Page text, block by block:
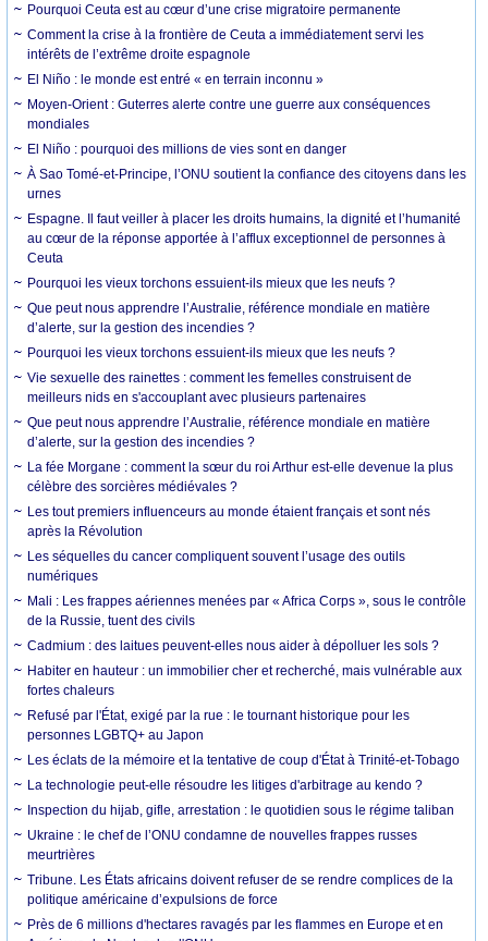
Pourquoi Ceuta est au cœur d’une crise migratoire permanente
Comment la crise à la frontière de Ceuta a immédiatement servi les
intérêts de l’extrême droite espagnole
El Niño : le monde est entré « en terrain inconnu »
Moyen-Orient : Guterres alerte contre une guerre aux conséquences
mondiales
El Niño : pourquoi des millions de vies sont en danger
À Sao Tomé-et-Principe, l’ONU soutient la confiance des citoyens dans les
urnes
Espagne. Il faut veiller à placer les droits humains, la dignité et l’humanité
au cœur de la réponse apportée à l’afflux exceptionnel de personnes à
Ceuta
Pourquoi les vieux torchons essuient-ils mieux que les neufs ?
Que peut nous apprendre l’Australie, référence mondiale en matière
d’alerte, sur la gestion des incendies ?
Pourquoi les vieux torchons essuient-ils mieux que les neufs ?
Vie sexuelle des rainettes : comment les femelles construisent de
meilleurs nids en s'accouplant avec plusieurs partenaires
Que peut nous apprendre l’Australie, référence mondiale en matière
d’alerte, sur la gestion des incendies ?
La fée Morgane : comment la sœur du roi Arthur est-elle devenue la plus
célèbre des sorcières médiévales ?
Les tout premiers influenceurs au monde étaient français et sont nés
après la Révolution
Les séquelles du cancer compliquent souvent l’usage des outils
numériques
Mali : Les frappes aériennes menées par « Africa Corps », sous le contrôle
de la Russie, tuent des civils
Cadmium : des laitues peuvent-elles nous aider à dépolluer les sols ?
Habiter en hauteur : un immobilier cher et recherché, mais vulnérable aux
fortes chaleurs
Refusé par l'État, exigé par la rue : le tournant historique pour les
personnes LGBTQ+ au Japon
Les éclats de la mémoire et la tentative de coup d'État à Trinité-et-Tobago
La technologie peut-elle résoudre les litiges d'arbitrage au kendo ?
Inspection du hijab, gifle, arrestation : le quotidien sous le régime taliban
Ukraine : le chef de l’ONU condamne de nouvelles frappes russes
meurtrières
Tribune. Les États africains doivent refuser de se rendre complices de la
politique américaine d’expulsions de force
Près de 6 millions d'hectares ravagés par les flammes en Europe et en